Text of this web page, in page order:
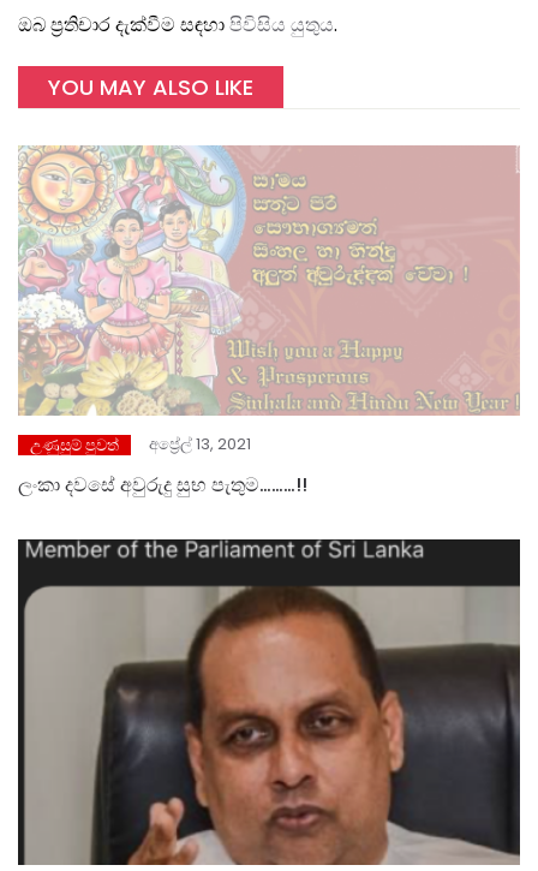
ඔබ ප්‍රතිචාර දැක්වීම සඳහාපිවිසිය යුතුය.
YOU MAY ALSO LIKE
උණුසුම් පුවත් අප්‍රේල් 13, 2021
ලංකා දවසේ අවුරුදු සුභ පැතුම………!!